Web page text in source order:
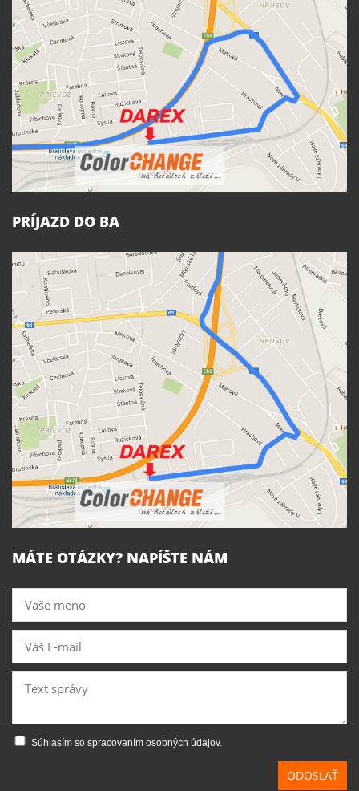
PRÍJAZD DO BA
MÁTE OTÁZKY? NAPÍŠTE NÁM
Súhlasím so spracovaním osobných údajov.
ODOSLAŤ